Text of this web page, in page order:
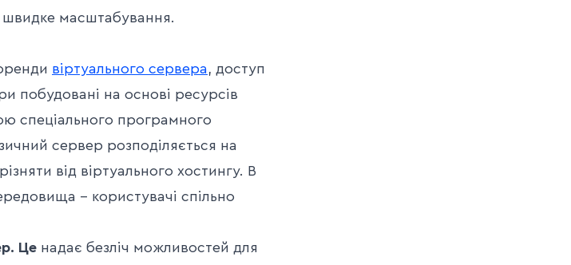
швидке масштабування.
віртуального сервера, доступ
побудовані на основі ресурсів
спеціального програмного
сервер розподіляється на
від віртуального хостингу. В
– користувачі спільно
Це надає безліч можливостей для